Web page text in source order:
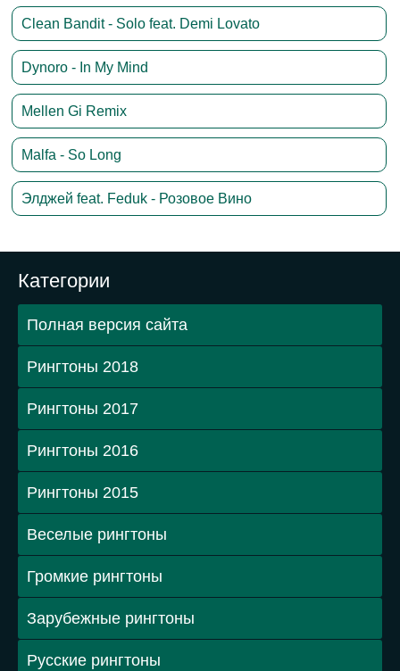
Clean Bandit - Solo feat. Demi Lovato
Dynoro - In My Mind
Mellen Gi Remix
Malfa - So Long
Элджей feat. Feduk - Розовое Вино
Категории
Полная версия сайта
Рингтоны 2018
Рингтоны 2017
Рингтоны 2016
Рингтоны 2015
Веселые рингтоны
Громкие рингтоны
Зарубежные рингтоны
Русские рингтоны